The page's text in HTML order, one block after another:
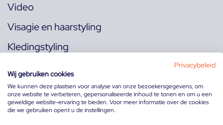
Video
Visagie en haarstyling
Kledingstyling
Volg ons op:
Privacybeleid
Wij gebruiken cookies
We kunnen deze plaatsen voor analyse van onze bezoekersgegevens, om
onze website te verbeteren, gepersonaliseerde inhoud te tonen en om u een
geweldige website-ervaring te bieden. Voor meer informatie over de cookies
die we gebruiken opent u de instellingen.